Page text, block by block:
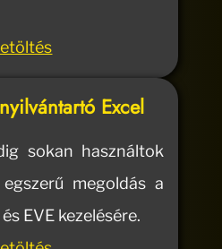
Excel
sokan használtok
megoldás a
EVE kezelésére.